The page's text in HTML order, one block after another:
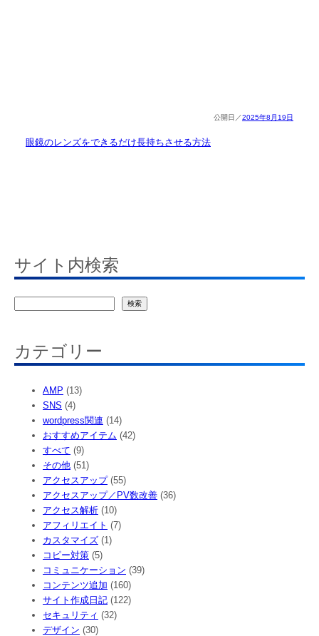
2025年8月19日
眼鏡のレンズをできるだけ長持ちさせる方法
サイト内検索
検索
カテゴリー
AMP (13)
SNS (4)
wordpress関連 (14)
おすすめアイテム (42)
すべて (9)
その他 (51)
アクセスアップ(55)
アクセスアップ／PV数改善 (36)
アクセス解析 (10)
アフィリエイト (7)
カスタマイズ (1)
コピー対策 (5)
コミュニケーション (39)
コンテンツ追加 (160)
サイト作成日記 (122)
セキュリティ (32)
デザイン (30)